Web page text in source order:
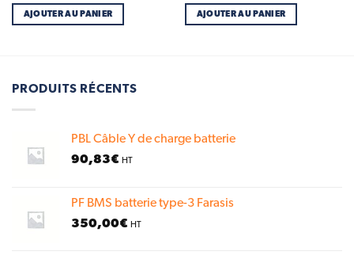
AJOUTER AU PANIER AJOUTER AU PANIER
PRODUITS RÉCENTS
PBL Câble Y de charge batterie
90,83€ HT
PF BMS batterie type-3 Farasis
350,00€ HT